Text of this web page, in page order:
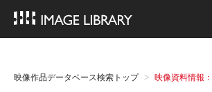
映像作品データベース検索トップ 映像資料情報